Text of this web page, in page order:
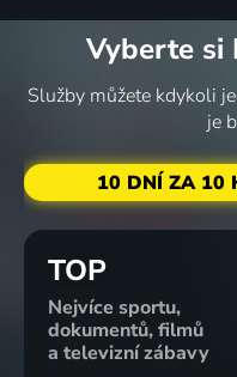
Vyberte si
Služby můžete kdykoli
je
10 DNÍ ZA 10
TOP
Nejvíce sportu,
dokumentů, filmů
a televizní zábavy